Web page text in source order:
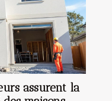
assurent la